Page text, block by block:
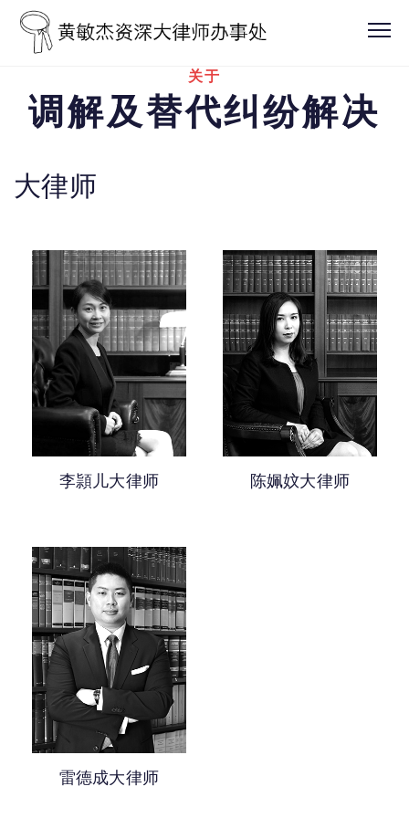
关于
调解及替代纠纷解决
大律师
李頴儿大律师 陈姵妏大律师
雷德成大律师